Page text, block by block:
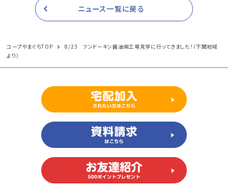
ニュース一覧に戻る
コープやまぐちTOP
8/23 フンドーキン醤油㈱工場見学に行ってきました！（下関地域
より）